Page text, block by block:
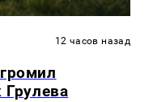
12 часов назад
Грулева